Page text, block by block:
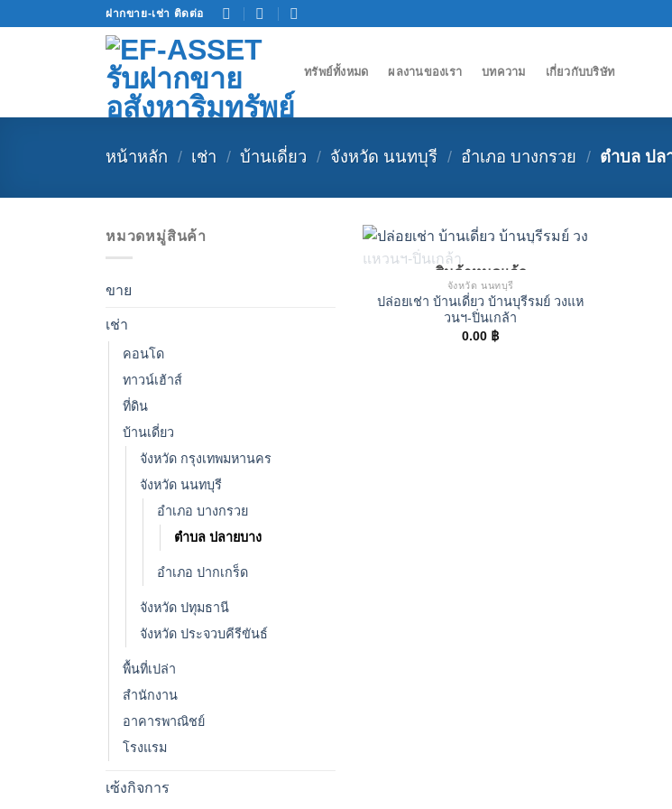
ฝากขาย-เช่า ติดต่อ
ทรัพย์ทั้งหมด ผลงานของเรา บทความ เกี่ยวกับบริษัท
หน้าหลัก / เช่า / บ้านเดี่ยว / จังหวัด นนทบุรี / อำเภอ บางกรวย / ตำบล ปล
หมวดหมู่สินค้า
ขาย
เช่า
คอนโด
ทาวน์เฮ้าส์
ที่ดิน
บ้านเดี่ยว
จังหวัด กรุงเทพมหานคร
จังหวัด นนทบุรี
อำเภอ บางกรวย
ตำบล ปลายบาง
อำเภอ ปากเกร็ด
จังหวัด ปทุมธานี
จังหวัด ประจวบคีรีขันธ์
พื้นที่เปล่า
สำนักงาน
อาคารพาณิชย์
โรงแรม
เซ้งกิจการ
สินค้าหมดแล้ว
จังหวัด นนทบุรี
ปล่อยเช่า บ้านเดี่ยว บ้านบุรีรมย์ วงแห
วนฯ-ปิ่นเกล้า
0.00 ฿